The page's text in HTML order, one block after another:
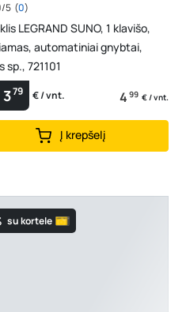
5 (0)
LEGRAND SUNO, 1 klavišo,
automatiniai gnybtai,
sp., 721101
379 € / vnt. 4 99 € / vnt.
Į krepšelį
su kortele